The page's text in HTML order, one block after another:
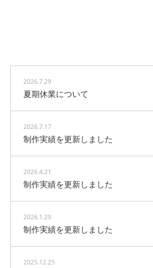
2026.7.29
夏期休業について
2026.7.17
制作実績を更新しました
2026.4.21
制作実績を更新しました
2026.1.29
制作実績を更新しました
2025.12.25